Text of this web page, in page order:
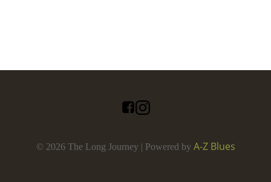
© 2026 The Long Journey | Powered by A-Z Blues